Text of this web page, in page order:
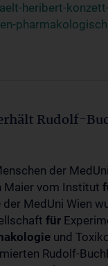
heribert-
Rudolf-
der
Maier vom Institut
der MedUni Wien
für
und
Rudolf-